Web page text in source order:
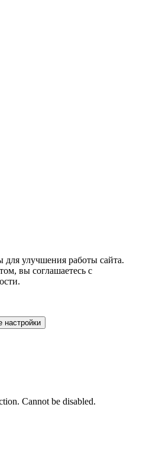
улучшения работы сайта.
вы соглашаетесь с
настройки
Cannot be disabled.